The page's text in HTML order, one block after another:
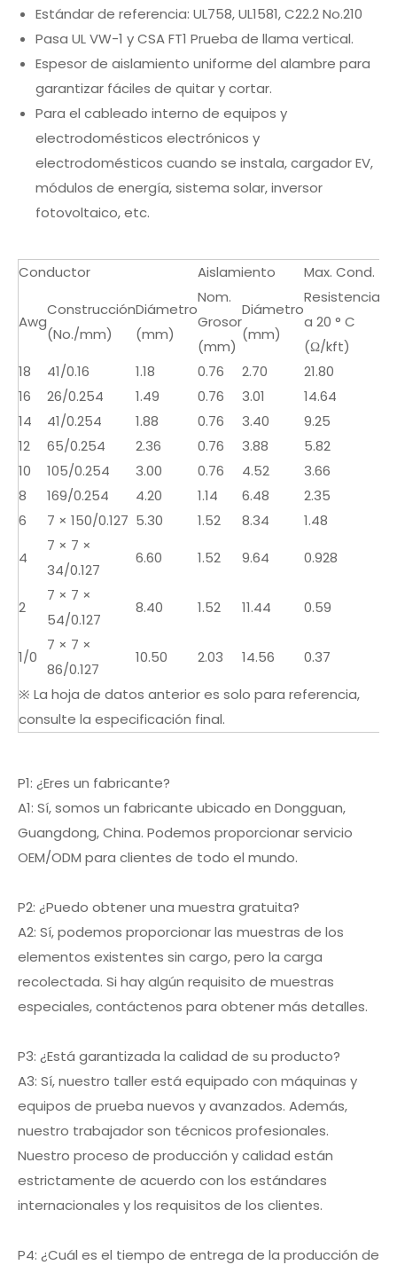
Estándar de referencia: UL758, UL1581, C22.2 No.210
Pasa UL VW-1 y CSA FT1 Prueba de llama vertical.
Espesor de aislamiento uniforme del alambre para
garantizar fáciles de quitar y cortar.
Para el cableado interno de equipos y
electrodomésticos electrónicos y
electrodomésticos cuando se instala, cargador EV,
módulos de energía, sistema solar, inversor
fotovoltaico, etc.
Conductor Aislamiento
Max. Cond.
Resistencia
a 20 ° C
(Ω/kft)
Awg
Construcción
(No./mm)
Diámetro
(mm)
Nom.
Grosor
(mm)
Diámetro
(mm)
18
41/0.16 1.18 0.76 2.70
21.80
16
26/0.254 1.49 0.76 3.01
14.64
14
41/0.254 1.88 0.76 3.40
9.25
12
65/0.254 2.36 0.76 3.88
5.82
10
105/0.254 3.00 0.76 4.52
3.66
8
169/0.254 4.20 1.14 6.48
2.35
6
7 × 150/0.127 5.30 1.52 8.34
1.48
4
7 × 7 ×
34/0.127
6.60 1.52 9.64 0.928
2
7 × 7 ×
54/0.127
8.40 1.52 11.44 0.59
1/0
7 × 7 ×
86/0.127
10.50 2.03 14.56
0.37
※ La hoja de datos anterior es solo para referencia,
consulte la especificación final.
P1: ¿Eres un fabricante?
A1: Sí, somos un fabricante ubicado en Dongguan,
Guangdong, China. Podemos proporcionar servicio
OEM/ODM para clientes de todo el mundo.
P2: ¿Puedo obtener una muestra gratuita?
A2: Sí, podemos proporcionar las muestras de los
elementos existentes sin cargo, pero la carga
recolectada. Si hay algún requisito de muestras
especiales, contáctenos para obtener más detalles.
P3: ¿Está garantizada la calidad de su producto?
A3: Sí, nuestro taller está equipado con máquinas y
equipos de prueba nuevos y avanzados. Además,
nuestro trabajador son técnicos profesionales.
Nuestro proceso de producción y calidad están
estrictamente de acuerdo con los estándares
internacionales y los requisitos de los clientes.
P4: ¿Cuál es el tiempo de entrega de la producción de